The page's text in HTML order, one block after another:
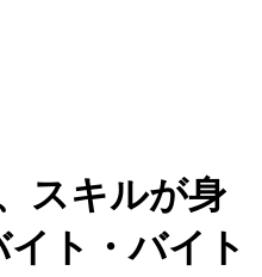
スキルが身
ト・バイト